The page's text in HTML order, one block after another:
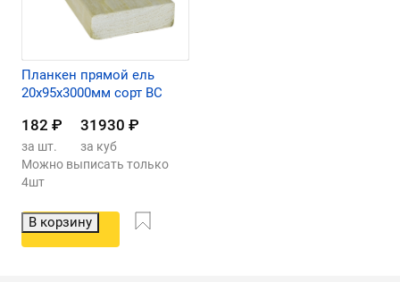
Планкен прямой ель
20х95х3000мм сорт ВС
182 ₽ 31930 ₽
за шт.
за куб
Можно выписать только
4шт
В корзину